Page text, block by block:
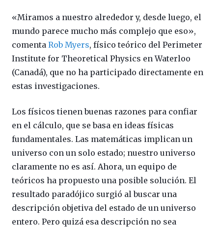
«Miramos a nuestro alrededor y, desde luego, el
mundo parece mucho más complejo que eso»,
comenta Rob Myers, físico teórico del Perimeter
Institute for Theoretical Physics en Waterloo
(Canadá), que no ha participado directamente en
estas investigaciones.
Los físicos tienen buenas razones para confiar
en el cálculo, que se basa en ideas físicas
fundamentales. Las matemáticas implican un
universo con un solo estado; nuestro universo
claramente no es así. Ahora, un equipo de
teóricos ha propuesto una posible solución. El
resultado paradójico surgió al buscar una
descripción objetiva del estado de un universo
entero. Pero quizá esa descripción no sea